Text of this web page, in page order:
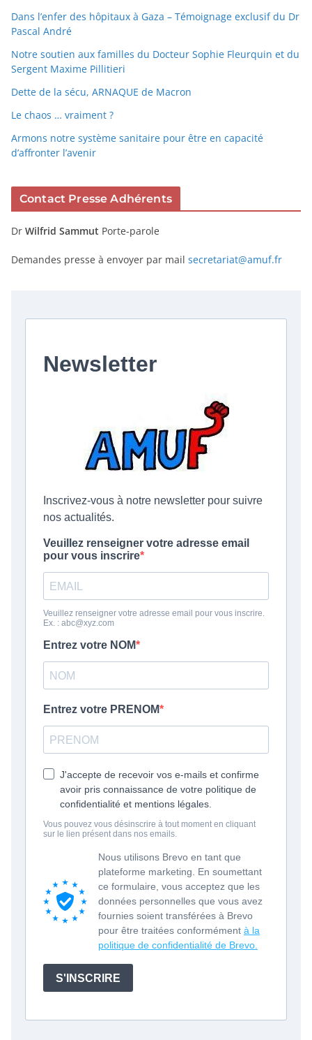
Dans l’enfer des hôpitaux à Gaza – Témoignage exclusif du Dr
Pascal André
Notre soutien aux familles du Docteur Sophie Fleurquin et du
Sergent Maxime Pillitieri
Dette de la sécu, ARNAQUE de Macron
Le chaos … vraiment ?
Armons notre système sanitaire pour être en capacité
d’affronter l’avenir
Contact Presse Adhérents
Dr Wilfrid Sammut Porte-parole
Demandes presse à envoyer par mail secretariat@amuf.fr